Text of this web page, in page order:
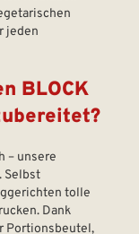
jeden
BLOCK
– unsere
Selbst
tolle
Dank
Portionsbeutel,